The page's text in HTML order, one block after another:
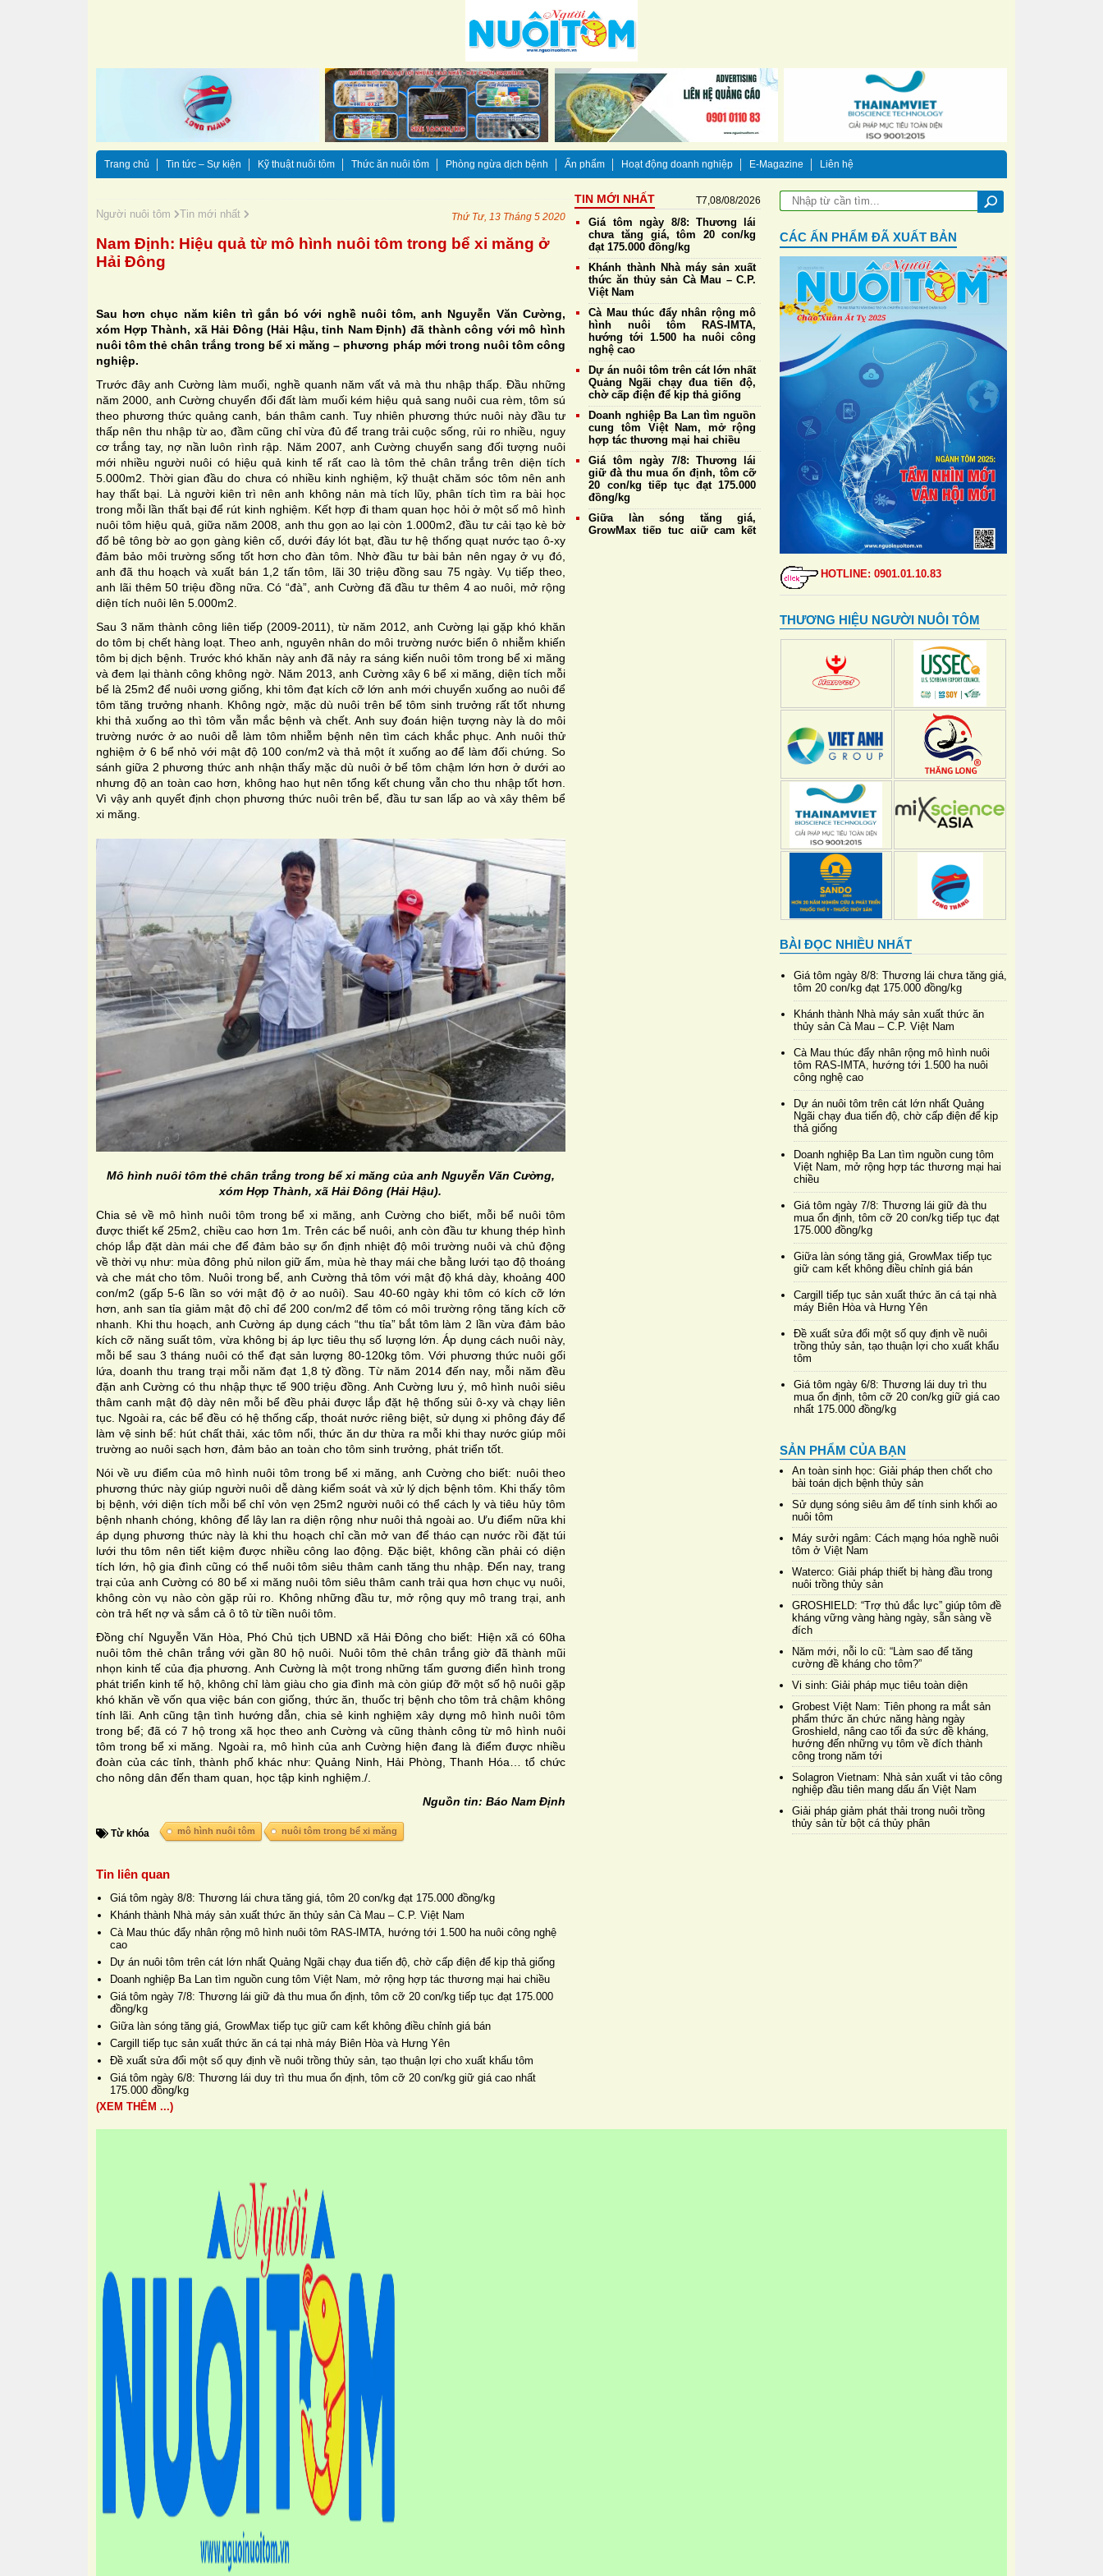
Trang chủ Tin tức – Sự kiện Kỹ thuật nuôi tôm Thức ăn nuôi tôm Phòng ngừa dịch bệnh Ấn phẩm Hoạt động doanh nghiệp E-Magazine Liên hệ
Người nuôi tôm Tin mới nhất Thứ Tư, 13 Tháng 5 2020
Nam Định: Hiệu quả từ mô hình nuôi tôm trong bể xi măng ở
Hải Đông
Sau hơn chục năm kiên trì gắn bó với nghề nuôi tôm, anh Nguyễn Văn Cường,
xóm Hợp Thành, xã Hải Đông (Hải Hậu, tỉnh Nam Định) đã thành công với mô hình
nuôi tôm thẻ chân trắng trong bể xi măng – phương pháp mới trong nuôi tôm công
nghiệp.
Trước đây anh Cường làm muối, nghề quanh năm vất vả mà thu nhập thấp. Đầu những
năm 2000, anh Cường chuyển đổi đất làm muối kém hiệu quả sang nuôi cua rèm, tôm sú
theo phương thức quảng canh, bán thâm canh. Tuy nhiên phương thức nuôi này đầu tư
thấp nên thu nhập từ ao, đầm cũng chỉ vừa đủ để trang trải cuộc sống, rủi ro nhiều, nguy
cơ trắng tay, nợ nần luôn rình rập. Năm 2007, anh Cường chuyển sang đối tượng nuôi
mới nhiều người nuôi có hiệu quả kinh tế rất cao là tôm thẻ chân trắng trên diện tích
5.000m2. Thời gian đầu do chưa có nhiều kinh nghiệm, kỹ thuật chăm sóc tôm nên anh
hay thất bại. Là người kiên trì nên anh không nản mà tích lũy, phân tích tìm ra bài học
trong mỗi lần thất bại để rút kinh nghiệm. Kết hợp đi tham quan học hỏi ở một số mô hình
nuôi tôm hiệu quả, giữa năm 2008, anh thu gọn ao lại còn 1.000m2, đầu tư cải tạo kè bờ
đổ bê tông bờ ao gọn gàng kiên cố, dưới đáy lót bạt, đầu tư hệ thống quạt nước tạo ô-xy
đảm bảo môi trường sống tốt hơn cho đàn tôm. Nhờ đầu tư bài bản nên ngay ở vụ đó,
anh đã thu hoạch và xuất bán 1,2 tấn tôm, lãi 30 triệu đồng sau 75 ngày. Vụ tiếp theo,
anh lãi thêm 50 triệu đồng nữa. Có “đà”, anh Cường đã đầu tư thêm 4 ao nuôi, mở rộng
diện tích nuôi lên 5.000m2.
Sau 3 năm thành công liên tiếp (2009-2011), từ năm 2012, anh Cường lại gặp khó khăn
do tôm bị chết hàng loạt. Theo anh, nguyên nhân do môi trường nước biển ô nhiễm khiến
tôm bị dịch bệnh. Trước khó khăn này anh đã nảy ra sáng kiến nuôi tôm trong bể xi măng
và đem lại thành công không ngờ. Năm 2013, anh Cường xây 6 bể xi măng, diện tích mỗi
bể là 25m2 để nuôi ương giống, khi tôm đạt kích cỡ lớn anh mới chuyển xuống ao nuôi để
tôm tăng trưởng nhanh. Không ngờ, mặc dù nuôi trên bể tôm sinh trưởng rất tốt nhưng
khi thả xuống ao thì tôm vẫn mắc bệnh và chết. Anh suy đoán hiện tượng này là do môi
trường nước ở ao nuôi dễ làm tôm nhiễm bệnh nên tìm cách khắc phục. Anh nuôi thử
nghiệm ở 6 bể nhỏ với mật độ 100 con/m2 và thả một ít xuống ao để làm đối chứng. So
sánh giữa 2 phương thức anh nhận thấy mặc dù nuôi ở bể tôm chậm lớn hơn ở dưới ao
nhưng độ an toàn cao hơn, không hao hụt nên tổng kết chung vẫn cho thu nhập tốt hơn.
Vì vậy anh quyết định chọn phương thức nuôi trên bể, đầu tư san lấp ao và xây thêm bể
xi măng.
Mô hình nuôi tôm thẻ chân trắng trong bể xi măng của anh Nguyễn Văn Cường,
xóm Hợp Thành, xã Hải Đông (Hải Hậu).
Chia sẻ về mô hình nuôi tôm trong bể xi măng, anh Cường cho biết, mỗi bể nuôi tôm
được thiết kế 25m2, chiều cao hơn 1m. Trên các bể nuôi, anh còn đầu tư khung thép hình
chóp lắp đặt dàn mái che để đảm bảo sự ổn định nhiệt độ môi trường nuôi và chủ động
về thời vụ như: mùa đông phủ nilon giữ ấm, mùa hè thay mái che bằng lưới tạo độ thoáng
và che mát cho tôm. Nuôi trong bể, anh Cường thả tôm với mật độ khá dày, khoảng 400
con/m2 (gấp 5-6 lần so với mật độ ở ao nuôi). Sau 40-60 ngày khi tôm có kích cỡ lớn
hơn, anh san tỉa giảm mật độ chỉ để 200 con/m2 để tôm có môi trường rộng tăng kích cỡ
nhanh. Khi thu hoạch, anh Cường áp dụng cách “thu tỉa” bắt tôm làm 2 lần vừa đảm bảo
kích cỡ năng suất tôm, vừa không bị áp lực tiêu thụ số lượng lớn. Áp dụng cách nuôi này,
mỗi bể sau 3 tháng nuôi có thể đạt sản lượng 80-120kg tôm. Với phương thức nuôi gối
lứa, doanh thu trang trại mỗi năm đạt 1,8 tỷ đồng. Từ năm 2014 đến nay, mỗi năm đều
đặn anh Cường có thu nhập thực tế 900 triệu đồng. Anh Cường lưu ý, mô hình nuôi siêu
thâm canh mật độ dày nên mỗi bể đều phải được lắp đặt hệ thống sủi ô-xy và chạy liên
tục. Ngoài ra, các bể đều có hệ thống cấp, thoát nước riêng biệt, sử dụng xi phông đáy để
làm vệ sinh bể: hút chất thải, xác tôm nổi, thức ăn dư thừa ra mỗi khi thay nước giúp môi
trường ao nuôi sạch hơn, đảm bảo an toàn cho tôm sinh trưởng, phát triển tốt.
Nói về ưu điểm của mô hình nuôi tôm trong bể xi măng, anh Cường cho biết: nuôi theo
phương thức này giúp người nuôi dễ dàng kiểm soát và xử lý dịch bệnh tôm. Khi thấy tôm
bị bệnh, với diện tích mỗi bể chỉ vỏn vẹn 25m2 người nuôi có thể cách ly và tiêu hủy tôm
bệnh nhanh chóng, không để lây lan ra diện rộng như nuôi thả ngoài ao. Ưu điểm nữa khi
áp dụng phương thức này là khi thu hoạch chỉ cần mở van để tháo cạn nước rồi đặt túi
lưới thu tôm nên tiết kiệm được nhiều công lao động. Đặc biệt, không cần phải có diện
tích lớn, hộ gia đình cũng có thể nuôi tôm siêu thâm canh tăng thu nhập. Đến nay, trang
trại của anh Cường có 80 bể xi măng nuôi tôm siêu thâm canh trải qua hơn chục vụ nuôi,
không còn vụ nào còn gặp rủi ro. Không những đầu tư, mở rộng quy mô trang trại, anh
còn trả hết nợ và sắm cả ô tô từ tiền nuôi tôm.
Đồng chí Nguyễn Văn Hòa, Phó Chủ tịch UBND xã Hải Đông cho biết: Hiện xã có 60ha
nuôi tôm thẻ chân trắng với gần 80 hộ nuôi. Nuôi tôm thẻ chân trắng giờ đã thành mũi
nhọn kinh tế của địa phương. Anh Cường là một trong những tấm gương điển hình trong
phát triển kinh tế hộ, không chỉ làm giàu cho gia đình mà còn giúp đỡ một số hộ nuôi gặp
khó khăn về vốn qua việc bán con giống, thức ăn, thuốc trị bệnh cho tôm trả chậm không
tính lãi. Anh cũng tận tình hướng dẫn, chia sẻ kinh nghiệm xây dựng mô hình nuôi tôm
trong bể; đã có 7 hộ trong xã học theo anh Cường và cũng thành công từ mô hình nuôi
tôm trong bể xi măng. Ngoài ra, mô hình của anh Cường hiện đang là điểm được nhiều
đoàn của các tỉnh, thành phố khác như: Quảng Ninh, Hải Phòng, Thanh Hóa… tổ chức
cho nông dân đến tham quan, học tập kinh nghiệm./.
Nguồn tin: Báo Nam Định
Từ khóa mô hình nuôi tôm nuôi tôm trong bể xi măng
Tin liên quan
Giá tôm ngày 8/8: Thương lái chưa tăng giá, tôm 20 con/kg đạt 175.000 đồng/kg
Khánh thành Nhà máy sản xuất thức ăn thủy sản Cà Mau – C.P. Việt Nam
Cà Mau thúc đẩy nhân rộng mô hình nuôi tôm RAS-IMTA, hướng tới 1.500 ha nuôi công nghệ
cao
Dự án nuôi tôm trên cát lớn nhất Quảng Ngãi chạy đua tiến độ, chờ cấp điện để kịp thả giống
Doanh nghiệp Ba Lan tìm nguồn cung tôm Việt Nam, mở rộng hợp tác thương mại hai chiều
Giá tôm ngày 7/8: Thương lái giữ đà thu mua ổn định, tôm cỡ 20 con/kg tiếp tục đạt 175.000
đồng/kg
Giữa làn sóng tăng giá, GrowMax tiếp tục giữ cam kết không điều chỉnh giá bán
Cargill tiếp tục sản xuất thức ăn cá tại nhà máy Biên Hòa và Hưng Yên
Đề xuất sửa đổi một số quy định về nuôi trồng thủy sản, tạo thuận lợi cho xuất khẩu tôm
Giá tôm ngày 6/8: Thương lái duy trì thu mua ổn định, tôm cỡ 20 con/kg giữ giá cao nhất
175.000 đồng/kg
(XEM THÊM ...)
TIN MỚI NHẤT T7,08/08/2026
Giá tôm ngày 8/8: Thương lái
chưa tăng giá, tôm 20 con/kg
đạt 175.000 đồng/kg
Khánh thành Nhà máy sản xuất
thức ăn thủy sản Cà Mau – C.P.
Việt Nam
Cà Mau thúc đẩy nhân rộng mô
hình nuôi tôm RAS-IMTA,
hướng tới 1.500 ha nuôi công
nghệ cao
Dự án nuôi tôm trên cát lớn nhất
Quảng Ngãi chạy đua tiến độ,
chờ cấp điện để kịp thả giống
Doanh nghiệp Ba Lan tìm nguồn
cung tôm Việt Nam, mở rộng
hợp tác thương mại hai chiều
Giá tôm ngày 7/8: Thương lái
giữ đà thu mua ổn định, tôm cỡ
20 con/kg tiếp tục đạt 175.000
đồng/kg
Giữa làn sóng tăng giá,
GrowMax tiếp tục giữ cam kết
CÁC ẤN PHẨM ĐÃ XUẤT BẢN
HOTLINE: 0901.01.10.83
THƯƠNG HIỆU NGƯỜI NUÔI TÔM
BÀI ĐỌC NHIỀU NHẤT
Giá tôm ngày 8/8: Thương lái chưa tăng giá,
tôm 20 con/kg đạt 175.000 đồng/kg
Khánh thành Nhà máy sản xuất thức ăn
thủy sản Cà Mau – C.P. Việt Nam
Cà Mau thúc đẩy nhân rộng mô hình nuôi
tôm RAS-IMTA, hướng tới 1.500 ha nuôi
công nghệ cao
Dự án nuôi tôm trên cát lớn nhất Quảng
Ngãi chạy đua tiến độ, chờ cấp điện để kịp
thả giống
Doanh nghiệp Ba Lan tìm nguồn cung tôm
Việt Nam, mở rộng hợp tác thương mại hai
chiều
Giá tôm ngày 7/8: Thương lái giữ đà thu
mua ổn định, tôm cỡ 20 con/kg tiếp tục đạt
175.000 đồng/kg
Giữa làn sóng tăng giá, GrowMax tiếp tục
giữ cam kết không điều chỉnh giá bán
Cargill tiếp tục sản xuất thức ăn cá tại nhà
máy Biên Hòa và Hưng Yên
Đề xuất sửa đổi một số quy định về nuôi
trồng thủy sản, tạo thuận lợi cho xuất khẩu
tôm
Giá tôm ngày 6/8: Thương lái duy trì thu
mua ổn định, tôm cỡ 20 con/kg giữ giá cao
nhất 175.000 đồng/kg
SẢN PHẨM CỦA BẠN
An toàn sinh học: Giải pháp then chốt cho
bài toán dịch bệnh thủy sản
Sử dụng sóng siêu âm để tính sinh khối ao
nuôi tôm
Máy sưởi ngâm: Cách mạng hóa nghề nuôi
tôm ở Việt Nam
Waterco: Giải pháp thiết bị hàng đầu trong
nuôi trồng thủy sản
GROSHIELD: “Trợ thủ đắc lực” giúp tôm đề
kháng vững vàng hàng ngày, sẵn sàng về
đích
Năm mới, nỗi lo cũ: “Làm sao để tăng
cường đề kháng cho tôm?”
Vi sinh: Giải pháp mục tiêu toàn diện
Grobest Việt Nam: Tiên phong ra mắt sản
phẩm thức ăn chức năng hàng ngày
Groshield, nâng cao tối đa sức đề kháng,
hướng đến những vụ tôm về đích thành
công trong năm tới
Solagron Vietnam: Nhà sản xuất vi tảo công
nghiệp đầu tiên mang dấu ấn Việt Nam
Giải pháp giảm phát thải trong nuôi trồng
thủy sản từ bột cá thủy phân